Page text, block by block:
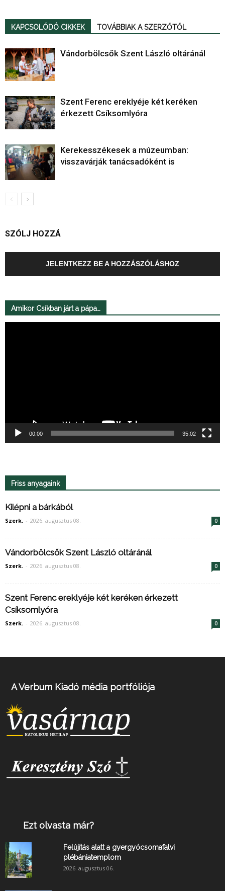
KAPCSOLÓDÓ CIKKEK TOVÁBBIAK A SZERZŐTŐL
Vándorbölcsők Szent László oltáránál
Szent Ferenc ereklyéje két keréken
érkezett Csíksomlyóra
Kerekesszékesek a múzeumban:
visszavárják tanácsadóként is
SZÓLJ HOZZÁ
JELENTKEZZ BE A HOZZÁSZÓLÁSHOZ
Amikor Csíkban járt a pápa…
00:00 35:02
Friss anyagaink
Kilépni a bárkából
Szerk. - 2026. augusztus 08. 0
Vándorbölcsők Szent László oltáránál
Szerk. - 2026. augusztus 08. 0
Szent Ferenc ereklyéje két keréken érkezett
Csíksomlyóra
Szerk. - 2026. augusztus 08. 0
A Verbum Kiadó média portfóliója
Ezt olvasta már?
Felújítás alatt a gyergyócsomafalvi
plébániatemplom
2026. augusztus 06.